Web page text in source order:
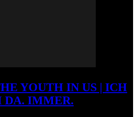
YOUTH IN US | ICH
DA. IMMER.